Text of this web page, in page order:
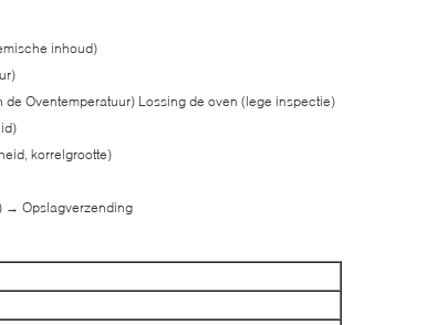
inhoud)
Oventemperatuur) Lossing de oven (lege inspectie)
korrelgrootte)
→ Opslagverzending